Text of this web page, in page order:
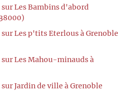
Les Bambins d'abord
Les p'tits Eterlous à Grenoble
Les Mahou-minauds à
Jardin de ville à Grenoble